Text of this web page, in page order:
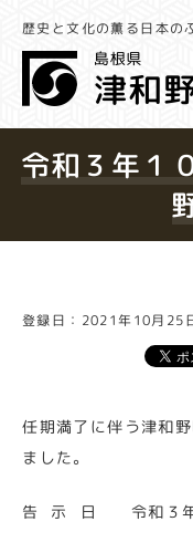
歴史と文化の薫る日本の
令和３年１
登録日：2021年10月25
任期満了に伴う津和
ました。
告 示 日 令和３年